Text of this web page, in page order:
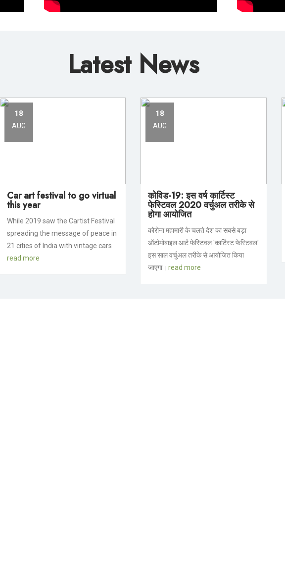
Latest News
18
AUG
Car art festival to go virtual
this year
While 2019 saw the Cartist Festival
spreading the message of peace in
21 cities of India with vintage cars
read more
18
AUG
कोविड-19: इस वर्ष कार्टिस्ट
फेस्टिवल 2020 वर्चुअल तरीके से
होगा आयोजित
कोरोना महामारी के चलते देश का सबसे बड़ा
ऑटोमोबाइल आर्ट फेस्टिवल 'कार्टिस्ट फेस्टिवल'
इस साल वर्चुअल तरीके से आयोजित किया
जाएगा। read more